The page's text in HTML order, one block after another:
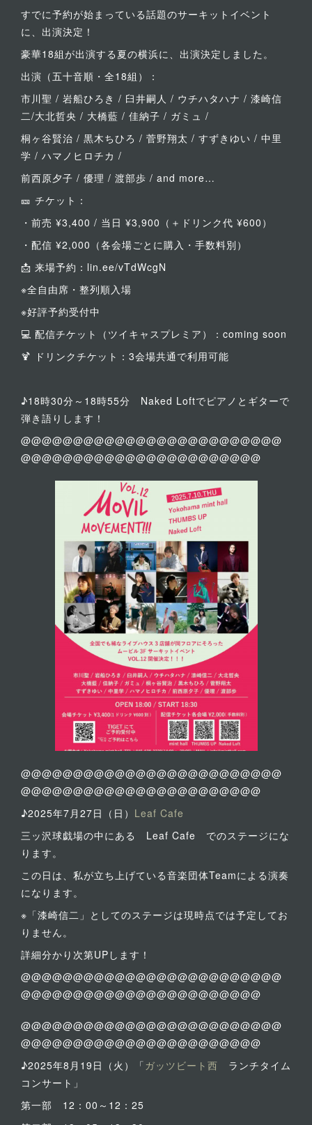
すでに予約が始まっている話題のサーキットイベント
に、出演決定！
豪華18組が出演する夏の横浜に、出演決定しました。
出演（五十音順・全18組）：
市川聖 / 岩船ひろき / 臼井嗣人 / ウチハタハナ / 漆崎信
二/大北哲央 / 大橋藍 / 佳納子 / ガミュ /
桐ヶ谷賢治 / 黒木ちひろ / 菅野翔太 / すずきゆい / 中里
学 / ハマノヒロチカ /
前西原夕子 / 優理 / 渡部歩 / and more…
🎫 チケット：
・前売 ¥3,400 / 当日 ¥3,900（＋ドリンク代 ¥600）
・配信 ¥2,000（各会場ごとに購入・手数料別）
📩 来場予約：lin.ee/vTdWcgN
※全自由席・整列順入場
※好評予約受付中
💻 配信チケット（ツイキャスプレミア）：coming soon
🍹 ドリンクチケット：3会場共通で利用可能
♪18時30分～18時55分 Naked Loftでピアノとギターで
弾き語りします！
@@@@@@@@@@@@@@@@@@@@@@@@@
@@@@@@@@@@@@@@@@@@@@@@@
@@@@@@@@@@@@@@@@@@@@@@@@@
@@@@@@@@@@@@@@@@@@@@@@@
♪2025年7月27日（日） Leaf Cafe
三ッ沢球戯場の中にある Leaf Cafe でのステージにな
ります。
この日は、私が立ち上げている音楽団体Teamによる演奏
になります。
※「漆崎信二」としてのステージは現時点では予定してお
りません。
詳細分かり次第UPします！
@@@@@@@@@@@@@@@@@@@@@@@@@
@@@@@@@@@@@@@@@@@@@@@@@
@@@@@@@@@@@@@@@@@@@@@@@@@
@@@@@@@@@@@@@@@@@@@@@@@
♪2025年8月19日（火）「 ガッツビート西 ランチタイム
コンサート」
第一部 12：00～12：25